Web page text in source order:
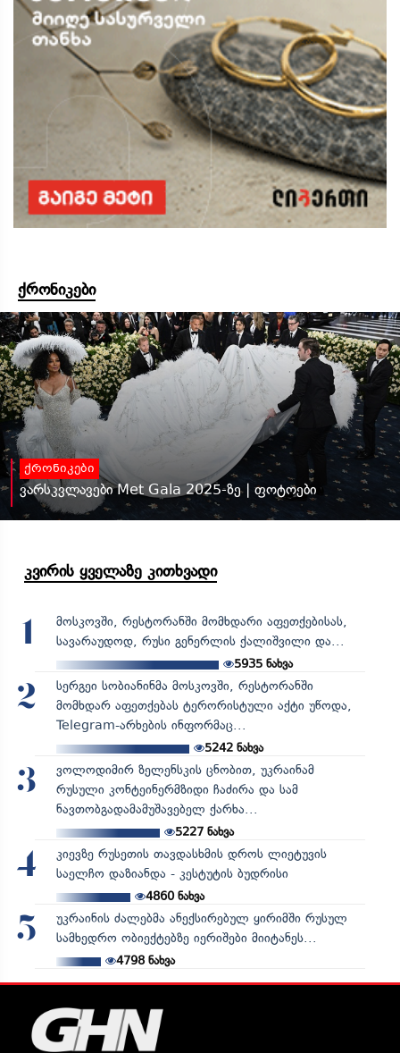
ქრონიკები
ქრონიკები
ვარსკვლავები Met Gala 2025-ზე | ფოტოები
კვირის ყველაზე კითხვადი
1
მოსკოვში, რესტორანში მომხდარი აფეთქებისას,
სავარაუდოდ, რუსი გენერლის ქალიშვილი და...
5935 ნახვა
2
სერგეი სობიანინმა მოსკოვში, რესტორანში
მომხდარ აფეთქებას ტერორისტული აქტი უწოდა,
Telegram-არხების ინფორმაც...
5242ნახვა
3
ვოლოდიმირ ზელენსკის ცნობით, უკრაინამ
რუსული კონტეინერმზიდი ჩაძირა და სამ
ნავთობგადამამუშავებელ ქარხა...
5227ნახვა
4
კიევზე რუსეთის თავდასხმის დროს ლიეტუვის
საელჩო დაზიანდა - კესტუტის ბუდრისი
4860ნახვა
5
უკრაინის ძალებმა ანექსირებულ ყირიმში რუსულ
სამხედრო ობიექტებზე იერიშები მიიტანეს...
4798ნახვა